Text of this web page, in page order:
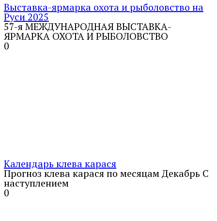
Выставка-ярмарка охота и рыболовство на
Руси 2025
57-я МЕЖДУНАРОДНАЯ ВЫСТАВКА-
ЯРМАРКА ОХОТА И РЫБОЛОВСТВО
0
Календарь клева карася
Прогноз клева карася по месяцам Декабрь С
наступлением
0